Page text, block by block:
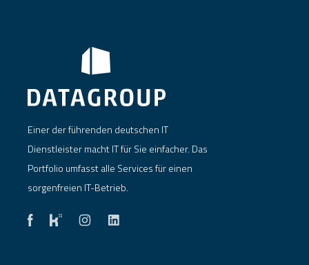
Einer der führenden deutschen IT
Dienstleister macht IT für Sie einfacher. Das
Portfolio umfasst alle Services für einen
sorgenfreien IT-Betrieb.